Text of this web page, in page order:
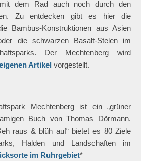
dem Rad auch noch durch den
Zu entdecken gibt es hier die
Bambus-Konstruktionen aus Asien
die schwarzen Basalt-Stelen im
Der Mechtenberg wird
Artikel vorgestellt.
Mechtenberg ist ein „grüner
Buch von Thomas Dörmann.
raus & blüh auf“ bietet es 80 Ziele
Halden und Landschaften im
im Ruhrgebiet*